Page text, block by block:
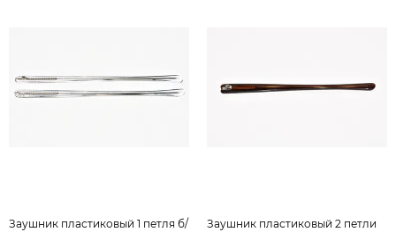
Заушник пластиковый 1 петля б/
Заушник пластиковый 2 петли